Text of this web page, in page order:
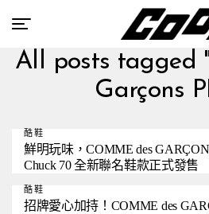
All posts tagged
Garçons
酷鞋
鮮明玩味，COMME des
Chuck 70 全新聯名鞋款正式發售
酷鞋
招牌愛心加持！COMME des